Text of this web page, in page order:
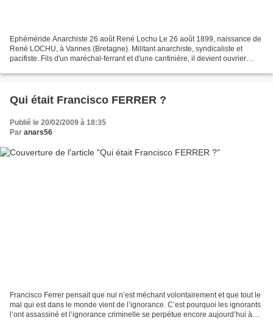
Ephéméride Anarchiste 26 août René Lochu Le 26 août 1899, naissance de
René LOCHU, à Vannes (Bretagne). Militant anarchiste, syndicaliste et
pacifiste. Fils d'un maréchal-ferrant et d'une cantinière, il devient ouvrier
Qui était Francisco FERRER ?
Publié le 20/02/2009 à 18:35
Par anars56
Francisco Ferrer pensait que nul n’est méchant volontairement et que tout le
mal qui est dans le monde vient de l’ignorance. C’est pourquoi les ignorants
l’ont assassiné et l’ignorance criminelle se perpétue encore aujourd’hui à